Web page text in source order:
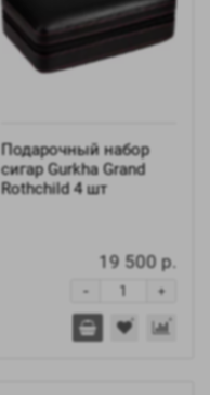
Подарочный набор
сигар Gurkha Grand
Rothchild 4 шт
19 500 р.
+
-